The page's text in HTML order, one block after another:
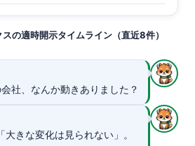
の適時開示タイムライン（直近8件）
社、なんか動きありました？
きな変化は見られない」。